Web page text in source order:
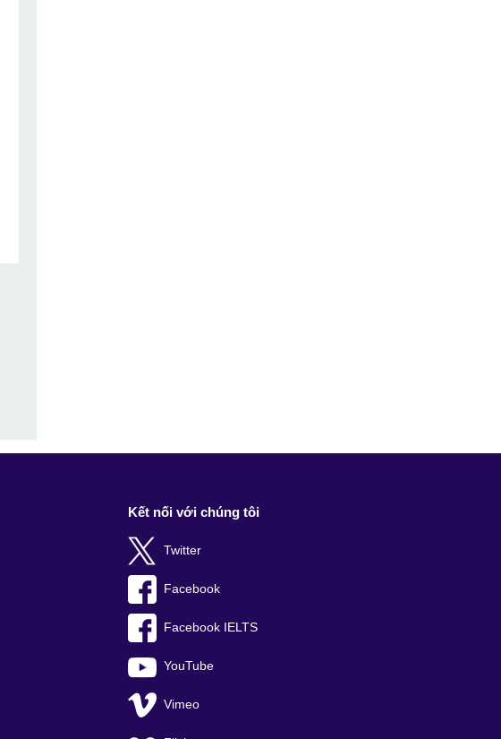
Kết nối với chúng tôi
Twitter
Facebook
Facebook IELTS
YouTube
Vimeo